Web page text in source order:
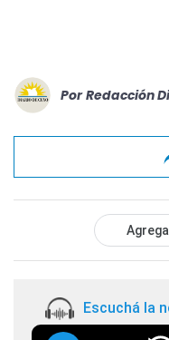
Por Redacción
Escuchá la